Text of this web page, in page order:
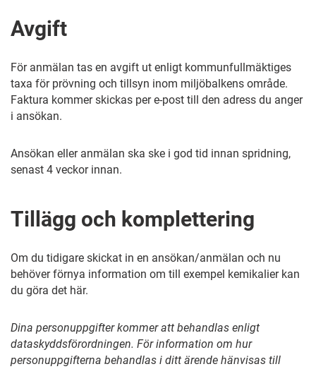
Avgift
För anmälan tas en avgift ut enligt kommunfullmäktiges
taxa för prövning och tillsyn inom miljöbalkens område.
Faktura kommer skickas per e-post till den adress du anger
i ansökan.
Ansökan eller anmälan ska ske i god tid innan spridning,
senast 4 veckor innan.
Tillägg och komplettering
Om du tidigare skickat in en ansökan/anmälan och nu
behöver förnya information om till exempel kemikalier kan
du göra det här.
Dina personuppgifter kommer att behandlas enligt
dataskyddsförordningen. För information om hur
personuppgifterna behandlas i ditt ärende hänvisas till